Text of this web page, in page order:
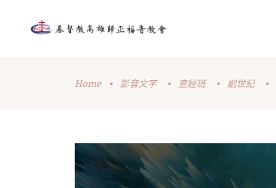
Home • 影音文字 • 查經班 • 創世記 •